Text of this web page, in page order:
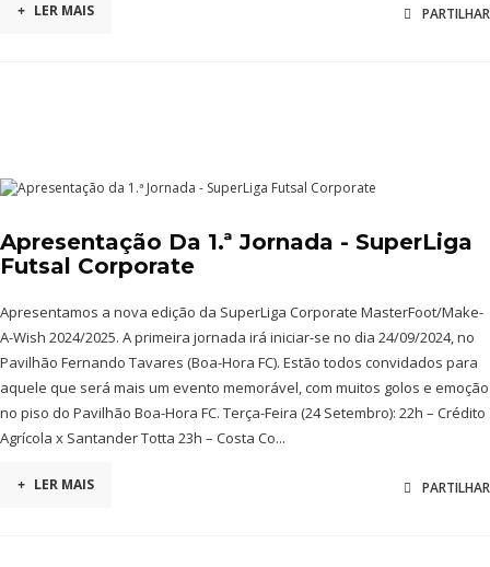
+ LER MAIS PARTILHAR
Apresentação Da 1.ª Jornada - SuperLiga
Futsal Corporate
Apresentamos a nova edição da SuperLiga Corporate MasterFoot/Make-
A-Wish 2024/2025. A primeira jornada irá iniciar-se no dia 24/09/2024, no
Pavilhão Fernando Tavares (Boa-Hora FC). Estão todos convidados para
aquele que será mais um evento memorável, com muitos golos e emoção
no piso do Pavilhão Boa-Hora FC. Terça-Feira (24 Setembro): 22h – Crédito
Agrícola x Santander Totta 23h – Costa Co...
+ LER MAIS PARTILHAR